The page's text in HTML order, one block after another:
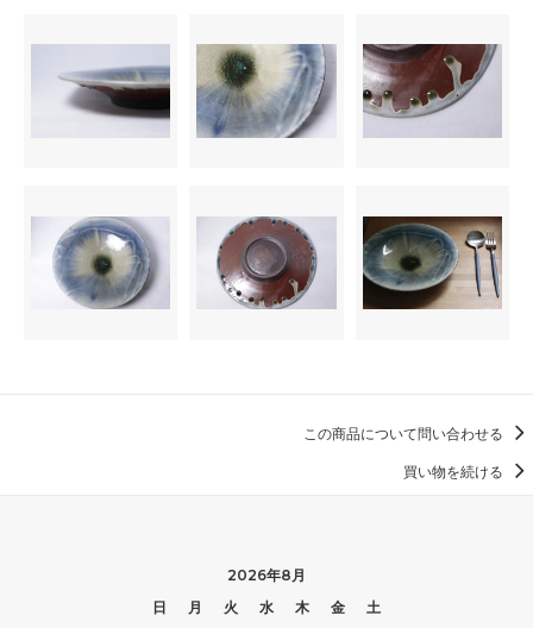
この商品について問い合わせる
買い物を続ける
2026年8月
日
月 火 水 木 金
土